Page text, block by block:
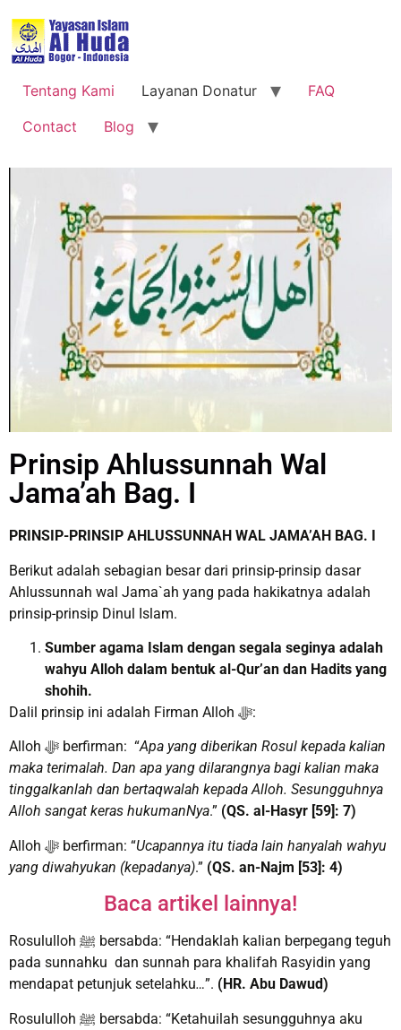
Tentang Kami Layanan Donatur
FAQ
Contact
Blog
Prinsip Ahlussunnah Wal
Jama’ah Bag. I
PRINSIP-PRINSIP AHLUSSUNNAH WAL JAMA’AH BAG. I
Berikut adalah sebagian besar dari prinsip-prinsip dasar
Ahlussunnah wal Jama`ah yang pada hakikatnya adalah
prinsip-prinsip Dinul Islam.
Sumber agama Islam dengan segala seginya adalah
wahyu Alloh dalam bentuk al-Qur’an dan Hadits yang
shohih.
Dalil prinsip ini adalah Firman Alloh ﷻ:
Alloh ﷻ berfirman: “Apa yang diberikan Rosul kepada kalian
maka terimalah. Dan apa yang dilarangnya bagi kalian maka
tinggalkanlah dan bertaqwalah kepada Alloh. Sesungguhnya
Alloh sangat keras hukumanNya.” (QS. al-Hasyr [59]: 7)
Alloh ﷻ berfirman: “Ucapannya itu tiada lain hanyalah wahyu
yang diwahyukan (kepadanya).” (QS. an-Najm [53]: 4)
Baca artikel lainnya!
Rosululloh ﷺ bersabda: “Hendaklah kalian berpegang teguh
pada sunnahku dan sunnah para khalifah Rasyidin yang
mendapat petunjuk setelahku…”. (HR. Abu Dawud)
Rosululloh ﷺ bersabda: “Ketahuilah sesungguhnya aku